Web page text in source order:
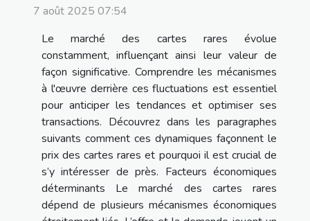
7 août 2025 07:54
Le marché des cartes rares évolue
constamment, influençant ainsi leur valeur de
façon significative. Comprendre les mécanismes
à l'œuvre derrière ces fluctuations est essentiel
pour anticiper les tendances et optimiser ses
transactions. Découvrez dans les paragraphes
suivants comment ces dynamiques façonnent le
prix des cartes rares et pourquoi il est crucial de
s’y intéresser de près. Facteurs économiques
déterminants Le marché des cartes rares
dépend de plusieurs mécanismes économiques